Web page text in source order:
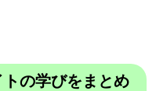
の学びをまとめ